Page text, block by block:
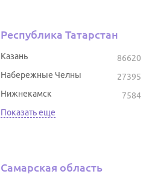
Республика Татарстан
86620
Казань
27395
Набережные Челны
7584
Нижнекамск
Показать еще
Самарская область